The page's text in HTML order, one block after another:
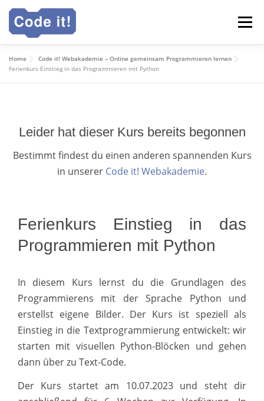
Zum
Inhalt
springen
Menü
Code it! Webakademie Für Schulen
Home
Code it! Webakademie – Online gemeinsam Programmieren lernen
Ferienkurs Einstieg in das Programmieren mit Python
Leider hat dieser Kurs bereits begonnen
Bestimmt findest du einen anderen spannenden Kurs
in unserer Code it! Webakademie.
Ferienkurs Einstieg in das
Programmieren mit Python
In diesem Kurs lernst du die Grundlagen des
Programmierens mit der Sprache Python und
erstellst eigene Bilder. Der Kurs ist speziell als
Einstieg in die Textprogrammierung entwickelt: wir
starten mit visuellen Python-Blöcken und gehen
dann über zu Text-Code.
Der Kurs startet am 10.07.2023 und steht dir